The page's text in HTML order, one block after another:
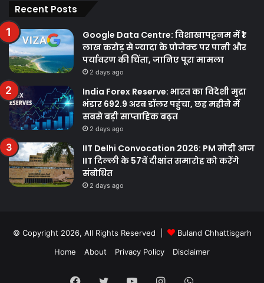
Recent Posts
Google Data Centre: विशाखापट्टनम में ₹1
लाख करोड़ से ज्यादा के प्रोजेक्ट पर पानी और
पर्यावरण की चिंता, जानिए पूरा मामला
2 days ago
India Forex Reserve: भारत का विदेशी मुद्रा
भंडार 692.9 अरब डॉलर पहुंचा, छह महीने में
सबसे बड़ी साप्ताहिक बढ़त
2 days ago
IIT Delhi Convocation 2026: PM मोदी आज
IIT दिल्ली के 57वें दीक्षांत समारोह को करेंगे
संबोधित
2 days ago
© Copyright 2026, All Rights Reserved |
Buland Chhattisgarh
Home
About Privacy Policy Disclaimer